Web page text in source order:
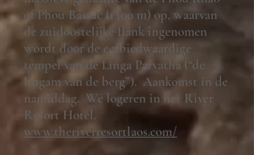
of Phou Bassac (1400 m) op, waarvan
de zuidoostelijke flank ingenomen
wordt door de eerbiedwaardige
tempel van de Linga Parvatha (“de
lingam van de berg”). Aankomst in de
namiddag. We logeren in het River
Resort Hotel.
www.theriverresortlaos.com/